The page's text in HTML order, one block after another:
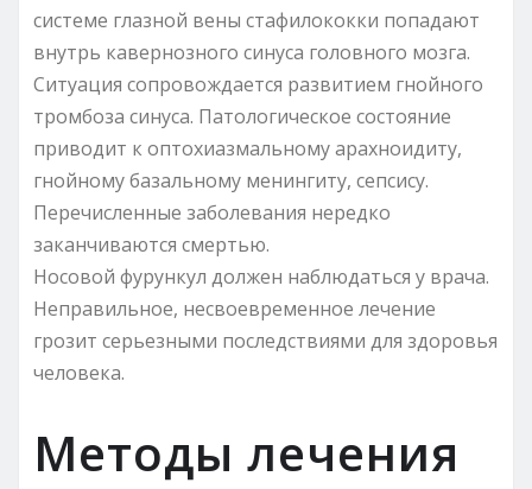
системе глазной вены стафилококки попадают
внутрь кавернозного синуса головного мозга.
Ситуация сопровождается развитием гнойного
тромбоза синуса. Патологическое состояние
приводит к оптохиазмальному арахноидиту,
гнойному базальному менин­гиту, сепсису.
Перечисленные заболевания нередко
заканчиваются смертью.
Носовой фурункул должен наблюдаться у врача.
Неправильное, несвоевременное лечение
грозит серьезными последствиями для здоровья
человека.
Методы лечения